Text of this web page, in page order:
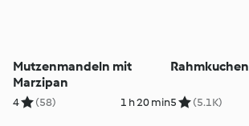
Mutzenmandeln mit
Marzipan
4 (58) 1 h 20 min
Rahmkuchen
5 (5.1K)